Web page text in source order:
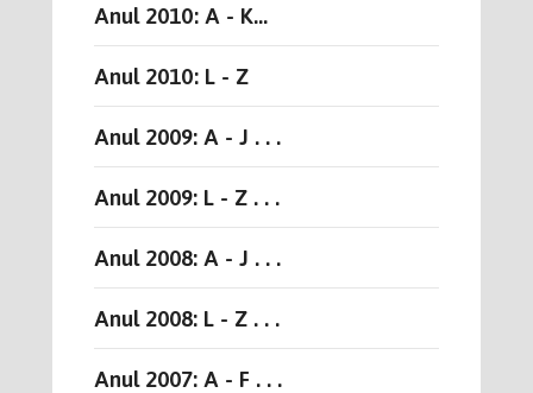
Anul 2010: A - K...
Anul 2010: L - Z
Anul 2009: A - J . . .
Anul 2009: L - Z . . .
Anul 2008: A - J . . .
Anul 2008: L - Z . . .
Anul 2007: A - F . . .